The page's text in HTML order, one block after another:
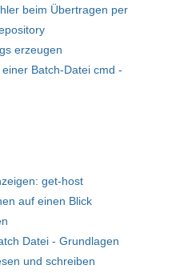
beim Übertragen per
erzeugen
Batch-Datei cmd -
get-host
auf einen Blick
Datei - Grundlagen
und schreiben